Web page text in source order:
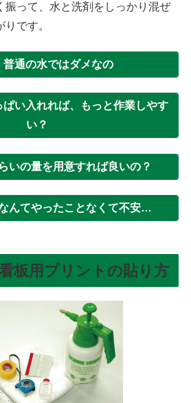
振って、水と洗剤をしっかり混ぜ
です。
普通の水ではダメなの
い入れれば、もっと作業しやす
い？
いの量を用意すれば良いの？
んてやったことなくて不安…
板用プリントの貼り方